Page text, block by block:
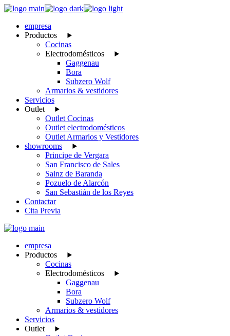
Skip
content
empresa
Productos
Cocinas
Electrodomésticos
Gaggenau
Bora
Subzero Wolf
Armarios & vestidores
Servicios
Outlet
Outlet Cocinas
Outlet electrodomésticos
Outlet Armarios y Vestidores
showrooms
Principe de Vergara
San Francisco de Sales
Sainz de Baranda
Pozuelo de Alarcón
San Sebastián de los Reyes
Contactar
Cita Previa
empresa
Productos
Cocinas
Electrodomésticos
Gaggenau
Bora
Subzero Wolf
Armarios & vestidores
Servicios
Outlet